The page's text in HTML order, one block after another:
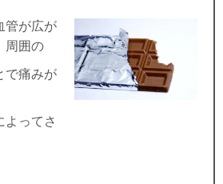
管が広が
周囲の
で痛みが
よってさ